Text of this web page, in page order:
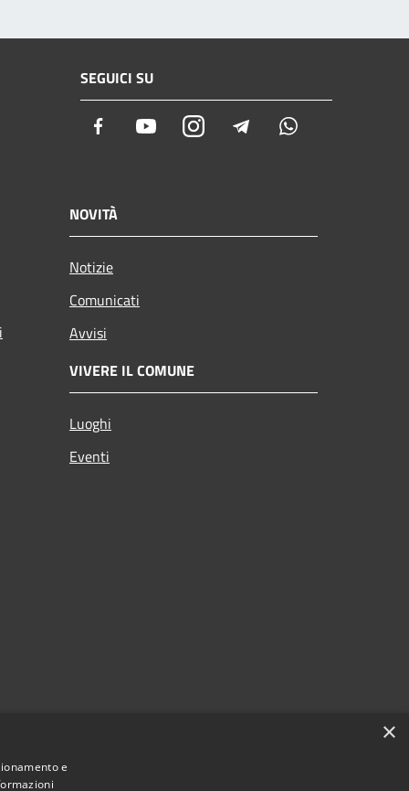
SEGUICI SU
Facebook YoutubeInstagramTelegram
NOVITÀ
Notizie
Comunicati
Avvisi
VIVERE IL COMUNE
Luoghi
Eventi
×
e